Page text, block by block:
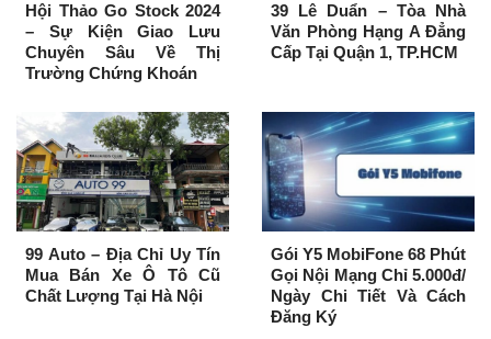
Hội Thảo Go Stock 2024
– Sự Kiện Giao Lưu
Chuyên Sâu Về Thị
Trường Chứng Khoán
39 Lê Duẩn – Tòa Nhà
Văn Phòng Hạng A Đẳng
Cấp Tại Quận 1, TP.HCM
99 Auto – Địa Chỉ Uy Tín
Mua Bán Xe Ô Tô Cũ
Chất Lượng Tại Hà Nội
Gói Y5 MobiFone 68 Phút
Gọi Nội Mạng Chỉ 5.000đ/
Ngày Chi Tiết Và Cách
Đăng Ký